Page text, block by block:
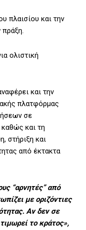
πλαισίου και την
ολιστική
και την
πλατφόρμας
σε
και τη
στήριξη και
από έκτακτα
“αρνητές” από
με οριζόντιες
Αν δεν σε
το κράτος»,